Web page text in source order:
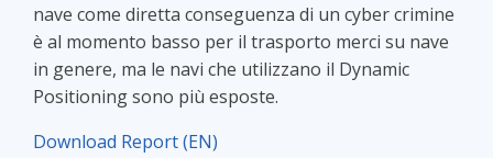
nave come diretta conseguenza di un cyber crimine
è al momento basso per il trasporto merci su nave
in genere, ma le navi che utilizzano il Dynamic
Positioning sono più esposte.
Download Report (EN)